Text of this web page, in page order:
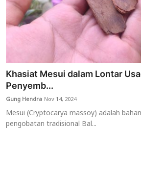
Khasiat Mesui dalam Lontar
Penyemb...
Gung Hendra Nov 14, 2024
Mesui (Cryptocarya massoy) adalah
pengobatan tradisional Bal...